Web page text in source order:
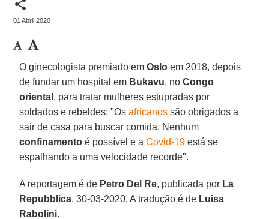
share
01 Abril 2020
O ginecologista premiado emOslo em 2018, depois
de fundar um hospital em Bukavu, noCongo
oriental , para tratar mulheres estupradas por
soldados e rebeldes: "Osafricanos são obrigados a
sair de casa para buscar comida. Nenhum
confinamento é possível e aCovid-19 está se
espalhando a uma velocidade recorde".
A reportagem é de Petro Del Re, publicada por La
Repubblica, 30-03-2020. A tradução é de Luisa
Rabolini.